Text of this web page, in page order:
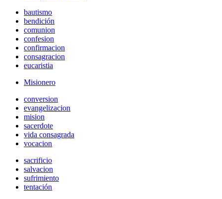
bautismo
bendición
comunion
confesion
confirmacion
consagracion
eucaristia
Misionero
conversion
evangelizacion
mision
sacerdote
vida consagrada
vocacion
sacrificio
salvacion
sufrimiento
tentación